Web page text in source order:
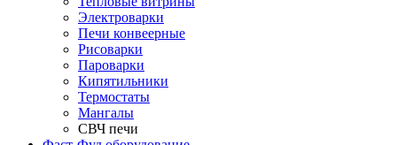
Электроварки
Печи конвеерные
Рисоварки
Пароварки
Кипятильники
Термостаты
Мангалы
СВЧ печи